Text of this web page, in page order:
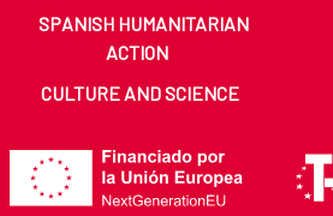
SPANISH HUMANITARIAN
ACTION
CULTURE AND SCIENCE